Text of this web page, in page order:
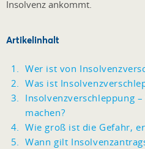
Insolvenz ankommt.
Artikelinhalt
Wer ist von
Was ist
Insolvenzverschleppung
machen?
Wie groß ist die Gefahr,
Wann gilt